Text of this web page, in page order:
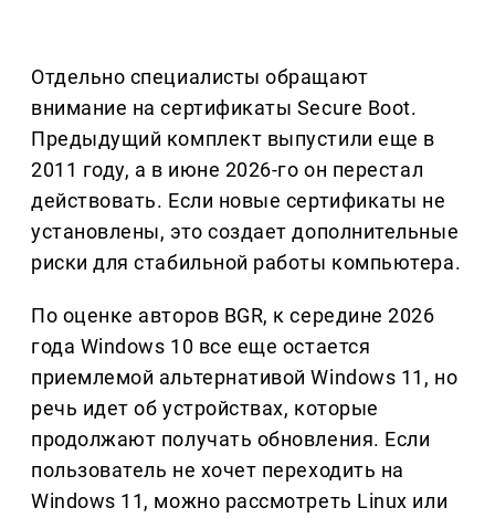
Отдельно специалисты обращают
внимание на сертификаты Secure Boot.
Предыдущий комплект выпустили еще в
2011 году, а в июне 2026-го он перестал
действовать. Если новые сертификаты не
установлены, это создает дополнительные
риски для стабильной работы компьютера.
По оценке авторов BGR, к середине 2026
года Windows 10 все еще остается
приемлемой альтернативой Windows 11, но
речь идет об устройствах, которые
продолжают получать обновления. Если
пользователь не хочет переходить на
Windows 11, можно рассмотреть Linux или